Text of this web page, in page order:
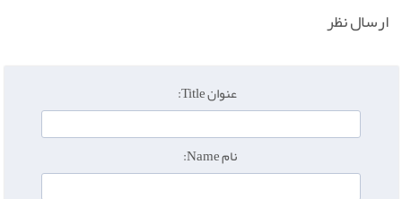
ارسال نظر
عنوان Title:
نام Name: